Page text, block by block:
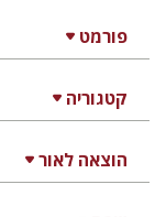
פורמט
קטגוריה
הוצאה לאור